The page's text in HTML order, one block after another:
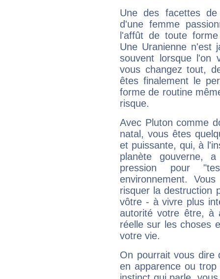
Une des facettes
d'une femme
l'affût de toute
Une Uranienne n'est
souvent lorsque l'on
vous changez tout,
êtes finalement le
forme de routine
risque.
Avec Pluton comme
natal, vous êtes
et puissante, qui, à
planète gouverne,
pression pour
environnement.
risquer la destruction
vôtre - à vivre plus
autorité votre être, à
réelle sur les choses
votre vie.
On pourrait vous dire
en apparence ou